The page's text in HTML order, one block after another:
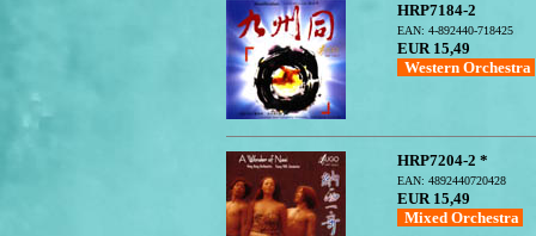
HRP7184-2
EAN: 4-892440-718425
EUR 15,49
Western Orchestra
HRP7204-2 *
EAN: 4892440720428
EUR 15,49
Mixed Orchestra